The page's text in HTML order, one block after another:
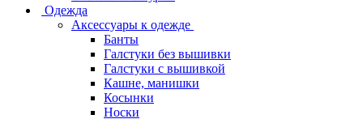
Одежда
Аксессуары к одежде
Банты
Галстуки без вышивки
Галстуки с вышивкой
Кашне, манишки
Косынки
Носки